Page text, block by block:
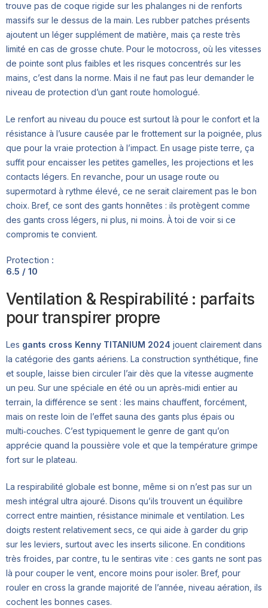
trouve pas de coque rigide sur les phalanges ni de renforts
massifs sur le dessus de la main. Les rubber patches présents
ajoutent un léger supplément de matière, mais ça reste très
limité en cas de grosse chute. Pour le motocross, où les vitesses
de pointe sont plus faibles et les risques concentrés sur les
mains, c’est dans la norme. Mais il ne faut pas leur demander le
niveau de protection d’un gant route homologué.
Le renfort au niveau du pouce est surtout là pour le confort et la
résistance à l’usure causée par le frottement sur la poignée, plus
que pour la vraie protection à l’impact. En usage piste terre, ça
suffit pour encaisser les petites gamelles, les projections et les
contacts légers. En revanche, pour un usage route ou
supermotard à rythme élevé, ce ne serait clairement pas le bon
choix. Bref, ce sont des gants honnêtes : ils protègent comme
des gants cross légers, ni plus, ni moins. À toi de voir si ce
compromis te convient.
Protection :
6.5 / 10
Ventilation & Respirabilité : parfaits
pour transpirer propre
Les gants cross Kenny TITANIUM 2024 jouent clairement dans
la catégorie des gants aériens. La construction synthétique, fine
et souple, laisse bien circuler l’air dès que la vitesse augmente
un peu. Sur une spéciale en été ou un après‑midi entier au
terrain, la différence se sent : les mains chauffent, forcément,
mais on reste loin de l’effet sauna des gants plus épais ou
multi‑couches. C’est typiquement le genre de gant qu’on
apprécie quand la poussière vole et que la température grimpe
fort sur le plateau.
La respirabilité globale est bonne, même si on n’est pas sur un
mesh intégral ultra ajouré. Disons qu’ils trouvent un équilibre
correct entre maintien, résistance minimale et ventilation. Les
doigts restent relativement secs, ce qui aide à garder du grip
sur les leviers, surtout avec les inserts silicone. En conditions
très froides, par contre, tu le sentiras vite : ces gants ne sont pas
là pour couper le vent, encore moins pour isoler. Bref, pour
rouler en cross la grande majorité de l’année, niveau aération, ils
cochent les bonnes cases.